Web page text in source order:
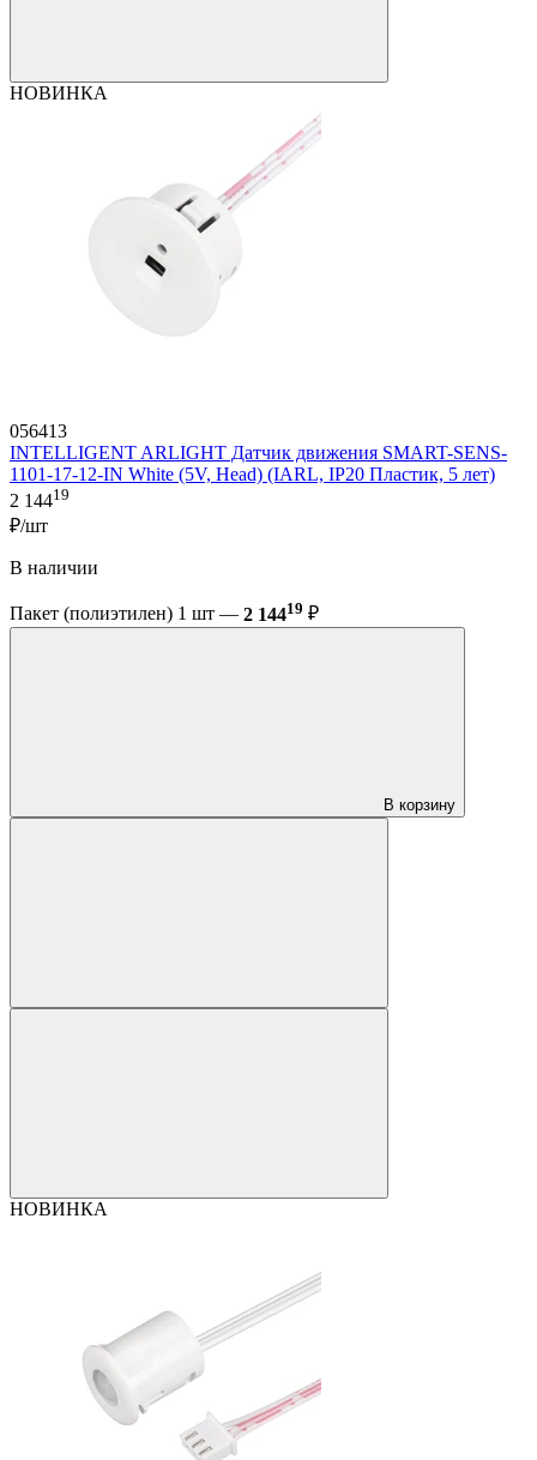
НОВИНКА
056413
INTELLIGENT ARLIGHT Датчик движения SMART-SENS-
1101-17-12-IN White (5V, Head) (IARL, IP20 Пластик, 5 лет)
2 14419
₽/шт
В наличии
Пакет (полиэтилен) 1 шт — 2 14419 ₽
В корзину
НОВИНКА